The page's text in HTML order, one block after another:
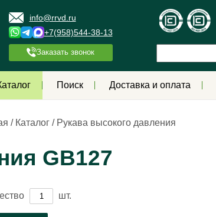
info@rrvd.ru
+7(958)544-38-13
Заказать звонок
Поиск Доставка и оплата
/ Каталог / Рукава высокого давления
GB127
шт.